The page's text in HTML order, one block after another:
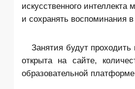
искусственного
и сохранять воспоминания
Занятия будут
открыта на сайте,
образовательной